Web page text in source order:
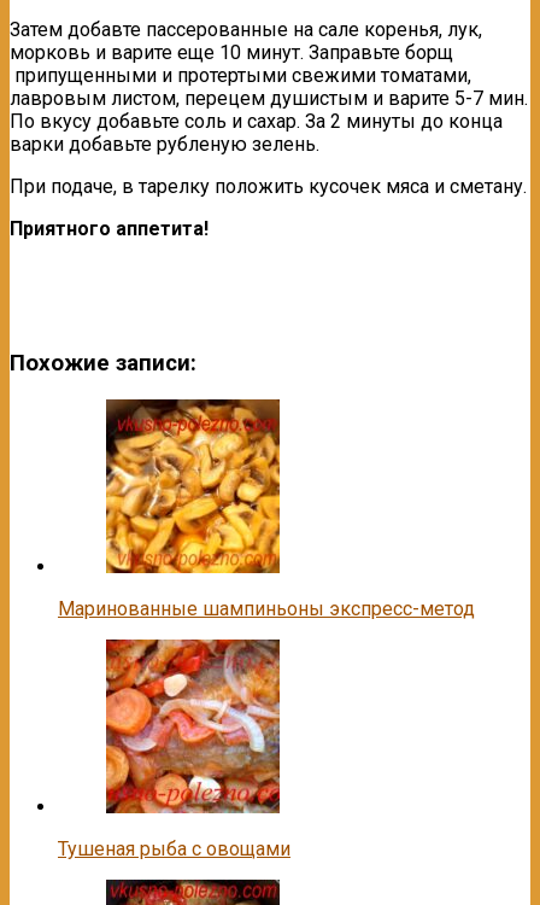
Затем добавте пассерованные на сале коренья, лук,
морковь и варите еще 10 минут. Заправьте борщ
припущенными и протертыми свежими томатами,
лавровым листом, перецем душистым и варите 5-7 мин.
По вкусу добавьте соль и сахар. За 2 минуты до конца
варки добавьте рубленую зелень.
При подаче, в тарелку положить кусочек мяса и сметану.
Приятного аппетита!
Похожие записи:
Маринованные шампиньоны экспресс-метод
Тушеная рыба с овощами